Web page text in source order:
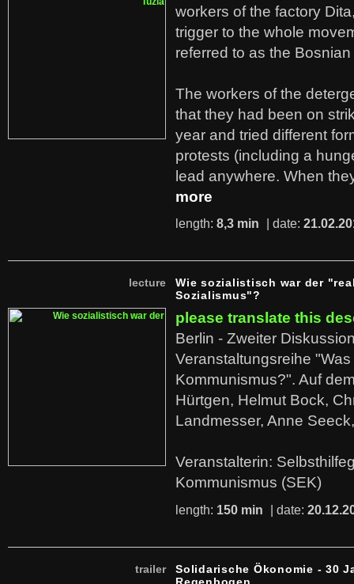
workers of the factory
trigger to the whole
referred to as the
The workers of the
that they had been on
year and tried different
protests (including a
lead anywhere. When
more
length: 8,3 min | date:
lecture
Wie sozialistisch war der
Sozialismus"?
please translate this
Berlin - Zweiter
Veranstaltungsreihe "Was
Kommunismus?". Auf
Hürtgen, Helmut Bock,
Landmesser, Anne
Veranstalterin:
Kommunismus (SEK)
length: 150 min | date:
trailer
Solidarische Ökonomie - 30